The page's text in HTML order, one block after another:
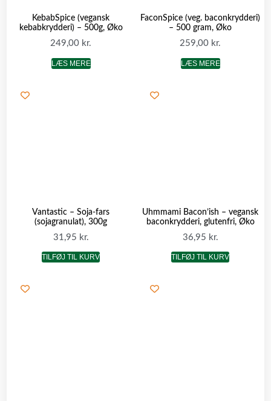
KebabSpice (vegansk
kebabkrydderi) – 500g, Øko
249,00 kr.
LÆS MERE
FaconSpice (veg. baconkrydderi)
– 500 gram, Øko
259,00 kr.
LÆS MERE
Vantastic – Soja-fars
(sojagranulat), 300g
31,95 kr.
TILFØJ TIL KURV
Uhmmami Bacon’ish – vegansk
baconkrydderi, glutenfri, Øko
36,95 kr.
TILFØJ TIL KURV